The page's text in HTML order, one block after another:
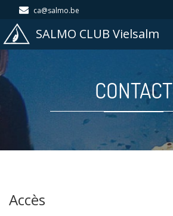
ca@salmo.be
SALMO CLUB Vielsalm
CONTACT
Accès